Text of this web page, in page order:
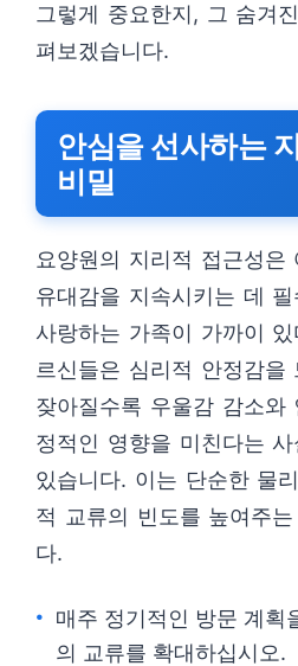
그렇게 중요한지, 그 숨겨
펴보겠습니다.
안심을 선사하는
비밀
요양원의 지리적 접근성은
유대감을 지속시키는 데
사랑하는 가족이 가까이
르신들은 심리적 안정감을
잦아질수록 우울감 감소와
정적인 영향을 미친다는
있습니다. 이는 단순한 물
적 교류의 빈도를 높여주
다.
매주 정기적인 방문 계획
의 교류를 확대하십시오.